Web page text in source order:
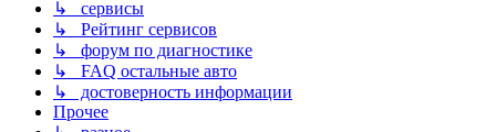
↳ сервисы
↳ Рейтинг сервисов
↳ форум по диагностике
↳ FAQ остальные авто
↳ достоверность информации
Прочее